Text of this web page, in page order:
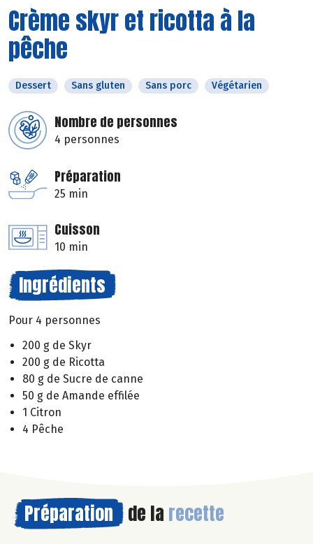
Crème skyr et ricotta à la
pêche
Dessert Sans gluten Sans porc Végétarien
Nombre de personnes
4 personnes
Préparation
25 min
Cuisson
10 min
Ingrédients
Pour 4 personnes
200 g de Skyr
200 g de Ricotta
80 g de Sucre de canne
50 g de Amande effilée
1 Citron
4 Pêche
Préparation de la recette